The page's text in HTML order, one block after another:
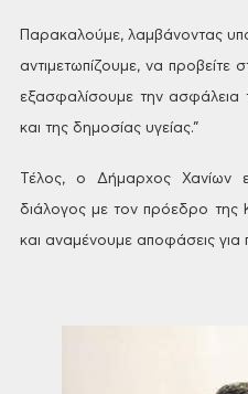
Παρακαλούμε, λαμβάνοντας
αντιμετωπίζουμε, να προβείτε
εξασφαλίσουμε την ασφάλεια
και της δημοσίας υγείας.”
Τέλος, ο Δήμαρχος Χανίων
διάλογος με τον πρόεδρο της
και αναμένουμε αποφάσεις για